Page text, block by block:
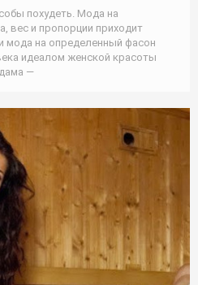
похудеть. Мода на
вес и пропорции приходит
мода на определенный фасон
идеалом женской красоты
—